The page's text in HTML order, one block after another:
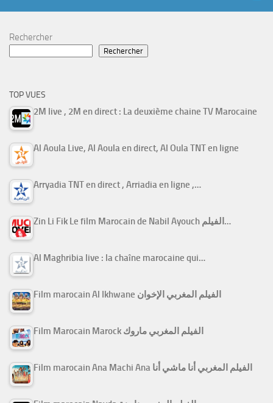
Rechercher
Rechercher
TOP VUES
2M live , 2M en direct : La deuxième chaine TV Marocaine
Al Aoula Live, Al Aoula en direct, Al Oula TNT en ligne
Arryadia TNT en direct , Arriadia en ligne ,…
Zin Li Fik Le film Marocain de Nabil Ayouch الفيلم…
Al Maghribia live : la chaîne marocaine qui…
Film marocain Al Ikhwane الفيلم المغربي الإخوان
Film Marocain Marock الفيلم المغربي ماروك
Film marocain Ana Machi Ana الفيلم المغربي أنا ماشي أنا